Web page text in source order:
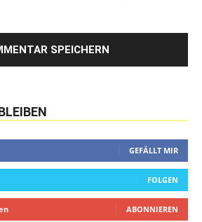
GEFÄLLT MIR
FOLGEN
ABONNIEREN